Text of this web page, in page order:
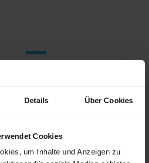
Details Über Cookies
Cookies
um Inhalte und Anzeigen zu
technische Frage zu unseren
möchten Sie ein Angebot erhalten?